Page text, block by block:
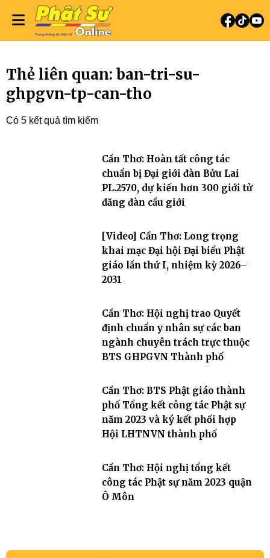
Thẻ liên quan: ban-tri-su-
ghpgvn-tp-can-tho
Có 5 kết quả tìm kiếm
Cần Thơ: Hoàn tất công tác
chuẩn bị Đại giới đàn Bửu Lai
PL.2570, dự kiến hơn 300 giới tử
đăng đàn cầu giới
[Video] Cần Thơ: Long trọng
khai mạc Đại hội Đại biểu Phật
giáo lần thứ I, nhiệm kỳ 2026–
2031
Cần Thơ: Hội nghị trao Quyết
định chuẩn y nhân sự các ban
ngành chuyên trách trực thuộc
BTS GHPGVN Thành phố
Cần Thơ: BTS Phật giáo thành
phố Tổng kết công tác Phật sự
năm 2023 và ký kết phối hợp
Hội LHTNVN thành phố
Cần Thơ: Hội nghị tổng kết
công tác Phật sự năm 2023 quận
Ô Môn